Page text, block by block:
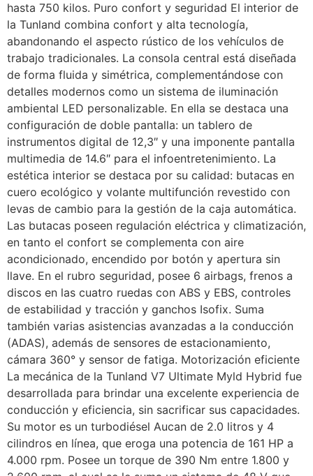
hasta 750 kilos. Puro confort y seguridad El interior de
la Tunland combina confort y alta tecnología,
abandonando el aspecto rústico de los vehículos de
trabajo tradicionales. La consola central está diseñada
de forma fluida y simétrica, complementándose con
detalles modernos como un sistema de iluminación
ambiental LED personalizable. En ella se destaca una
configuración de doble pantalla: un tablero de
instrumentos digital de 12,3″ y una imponente pantalla
multimedia de 14.6″ para el infoentretenimiento. La
estética interior se destaca por su calidad: butacas en
cuero ecológico y volante multifunción revestido con
levas de cambio para la gestión de la caja automática.
Las butacas poseen regulación eléctrica y climatización,
en tanto el confort se complementa con aire
acondicionado, encendido por botón y apertura sin
llave. En el rubro seguridad, posee 6 airbags, frenos a
discos en las cuatro ruedas con ABS y EBS, controles
de estabilidad y tracción y ganchos Isofix. Suma
también varias asistencias avanzadas a la conducción
(ADAS), además de sensores de estacionamiento,
cámara 360° y sensor de fatiga. Motorización eficiente
La mecánica de la Tunland V7 Ultimate Myld Hybrid fue
desarrollada para brindar una excelente experiencia de
conducción y eficiencia, sin sacrificar sus capacidades.
Su motor es un turbodiésel Aucan de 2.0 litros y 4
cilindros en línea, que eroga una potencia de 161 HP a
4.000 rpm. Posee un torque de 390 Nm entre 1.800 y